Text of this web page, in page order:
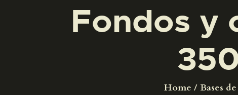
Fondos y
Home Bases